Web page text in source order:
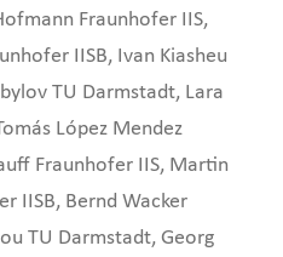
Fraunhofer IIS,
IISB, Ivan Kiasheu
TU Darmstadt, Lara
López Mendez
Fraunhofer IIS, Martin
IISB, Bernd Wacker
TU Darmstadt, Georg